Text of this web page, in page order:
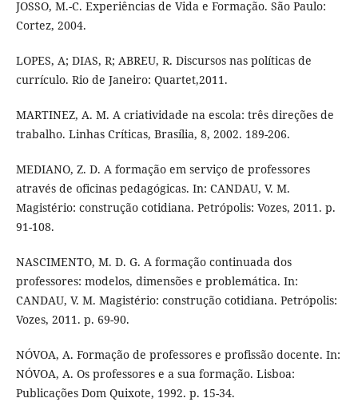
JOSSO, M.-C. Experiências de Vida e Formação. São Paulo:
Cortez, 2004.
LOPES, A; DIAS, R; ABREU, R. Discursos nas políticas de
currículo. Rio de Janeiro: Quartet,2011.
MARTINEZ, A. M. A criatividade na escola: três direções de
trabalho. Linhas Críticas, Brasília, 8, 2002. 189-206.
MEDIANO, Z. D. A formação em serviço de professores
através de oficinas pedagógicas. In: CANDAU, V. M.
Magistério: construção cotidiana. Petrópolis: Vozes, 2011. p.
91-108.
NASCIMENTO, M. D. G. A formação continuada dos
professores: modelos, dimensões e problemática. In:
CANDAU, V. M. Magistério: construção cotidiana. Petrópolis:
Vozes, 2011. p. 69-90.
NÓVOA, A. Formação de professores e profissão docente. In:
NÓVOA, A. Os professores e a sua formação. Lisboa:
Publicações Dom Quixote, 1992. p. 15-34.